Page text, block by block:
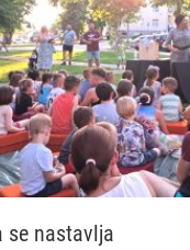
se nastavlja